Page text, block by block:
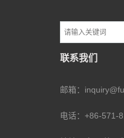
联系我们
邮箱：
电话：+86-571-